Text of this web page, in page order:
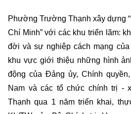
Phường Trường Thạnh xây dựng
Chí Minh” với các khu triển lãm:
đời và sự nghiệp cách mạng
khu vực giới thiệu những hình
động của Đảng ủy, Chính
Nam và các tổ chức chính trị -
Thạnh qua 1 năm triển khai,